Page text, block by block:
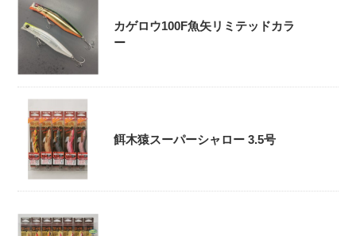
カゲロウ100F魚矢リミテッドカラ
ー
餌木猿スーパーシャロー 3.5号